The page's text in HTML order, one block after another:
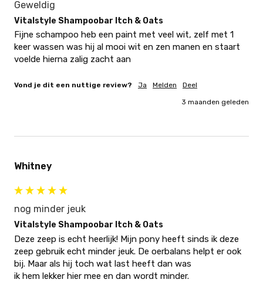
Geweldig
Vitalstyle Shampoobar Itch & Oats
Fijne schampoo heb een paint met veel wit, zelf met 1
keer wassen was hij al mooi wit en zen manen en staart
voelde hierna zalig zacht aan
Vond je dit een nuttige review? Ja Melden Deel
3 maanden geleden
Whitney
nog minder jeuk
Vitalstyle Shampoobar Itch & Oats
Deze zeep is echt heerlijk! Mijn pony heeft sinds ik deze
zeep gebruik echt minder jeuk. De oerbalans helpt er ook
bij. Maar als hij toch wat last heeft dan was
ik hem lekker hier mee en dan wordt minder.